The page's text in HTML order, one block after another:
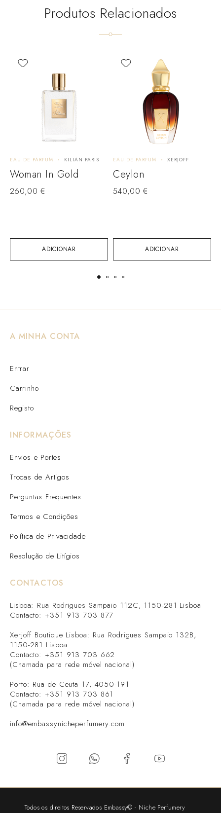
Produtos Relacionados
ADICIONAR
EAU DE PARFUM KILIAN PARIS
Woman In Gold
260,00 €
ADICIONAR
EAU DE PARFUM XERJOFF
Ceylon
540,00 €
A MINHA CONTA
Entrar
Carrinho
Registo
INFORMAÇÕES
Envios e Portes
Trocas de Artigos
Perguntas Frequentes
Termos e Condições
Política de Privacidade
Resolução de Litígios
CONTACTOS
Lisboa: Rua Rodrigues Sampaio 112C, 1150-281 Lisboa
Contacto: +351 913 703 877
Xerjoff Boutique Lisboa: Rua Rodrigues Sampaio 132B,
1150-281 Lisboa
Contacto: +351 913 703 662
(Chamada para rede móvel nacional)
Porto: Rua de Ceuta 17, 4050-191
Contacto: +351 913 703 861
(Chamada para rede móvel nacional)
info@embassynicheperfumery.com
Todos os direitos Reservados Embassy© - Niche Perfumery